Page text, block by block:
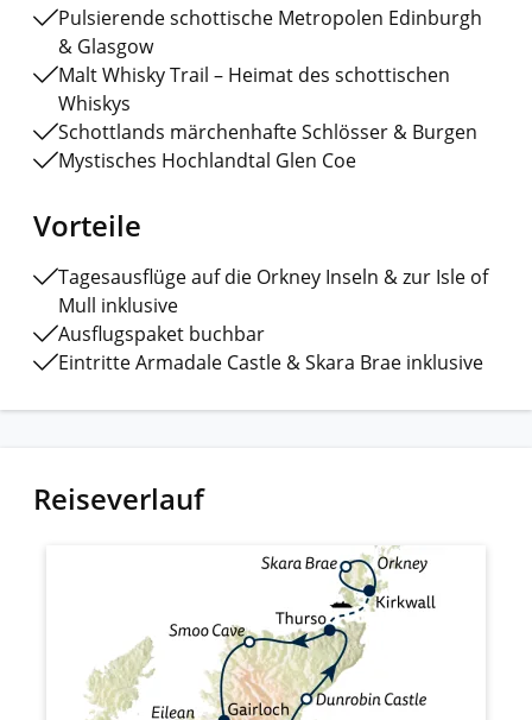
Pulsierende schottische Metropolen Edinburgh
& Glasgow
Malt Whisky Trail – Heimat des schottischen
Whiskys
Schottlands märchenhafte Schlösser & Burgen
Mystisches Hochlandtal Glen Coe
Vorteile
Tagesausflüge auf die Orkney Inseln & zur Isle of
Mull inklusive
Ausflugspaket buchbar
Eintritte Armadale Castle & Skara Brae inklusive
Reiseverlauf